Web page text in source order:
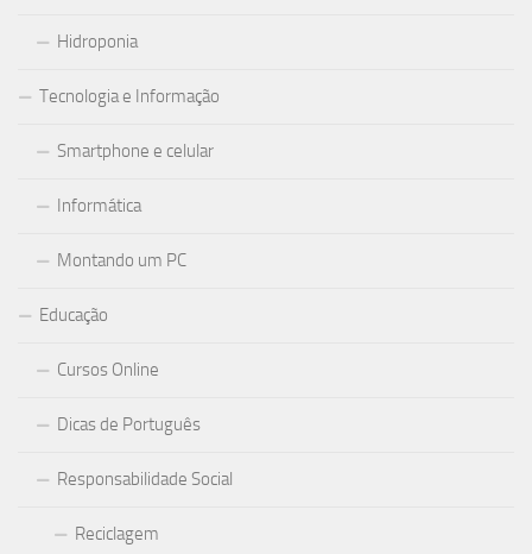
Hidroponia
Tecnologia e Informação
Smartphone e celular
Informática
Montando um PC
Educação
Cursos Online
Dicas de Português
Responsabilidade Social
Reciclagem